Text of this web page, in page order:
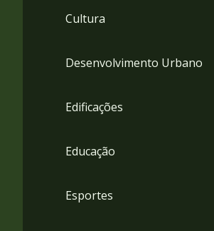
Cultura
Desenvolvimento Urbano
Edificações
Educação
Esportes